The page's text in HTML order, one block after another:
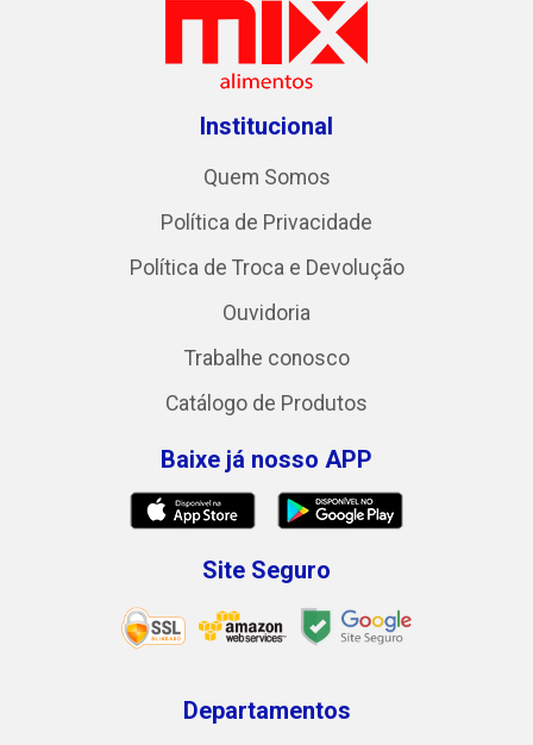
Institucional
Quem Somos
Política de Privacidade
Política de Troca e Devolução
Ouvidoria
Trabalhe conosco
Catálogo de Produtos
Baixe já nosso APP
Site Seguro
Departamentos